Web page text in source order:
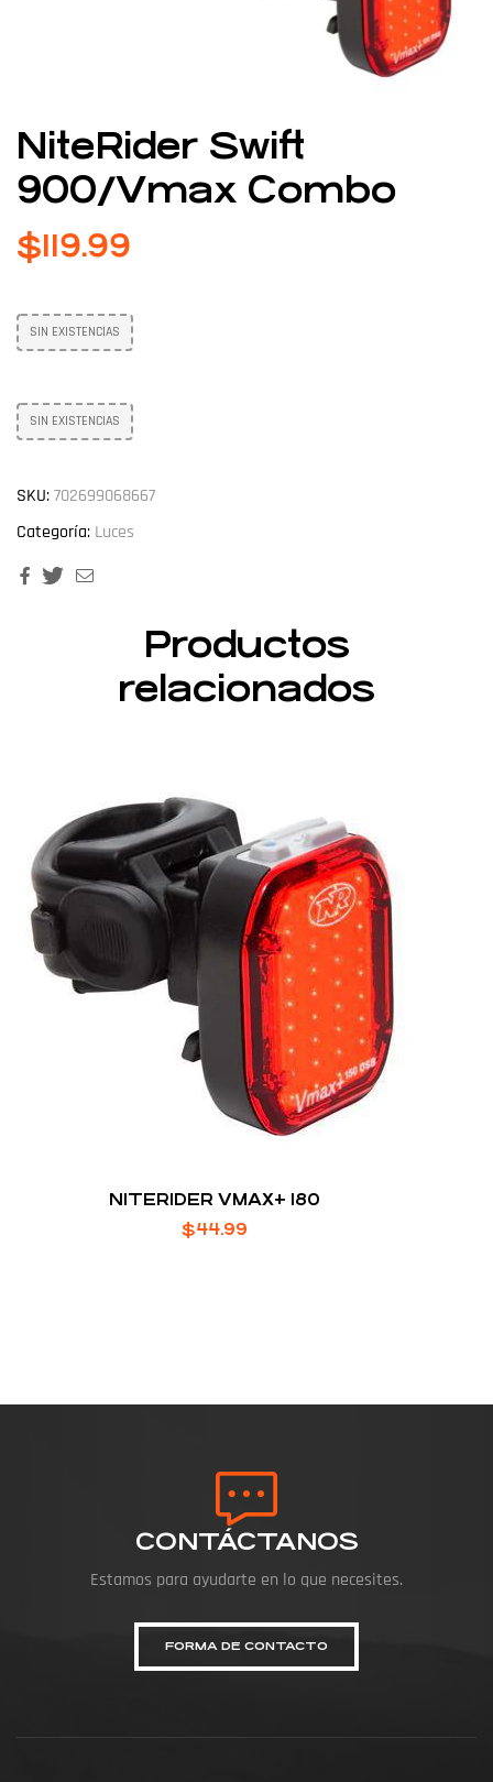
NiteRider Swift
900/Vmax Combo
$119.99
SIN EXISTENCIAS
SIN EXISTENCIAS
SKU:702699068667
Categoría: Luces
FacebookTwitter
Productos
relacionados
NITERIDER VMAX+ 180
$44.99
CONTÁCTANOS
Estamos para ayudarte en lo que necesites.
FORMA DE CONTACTO